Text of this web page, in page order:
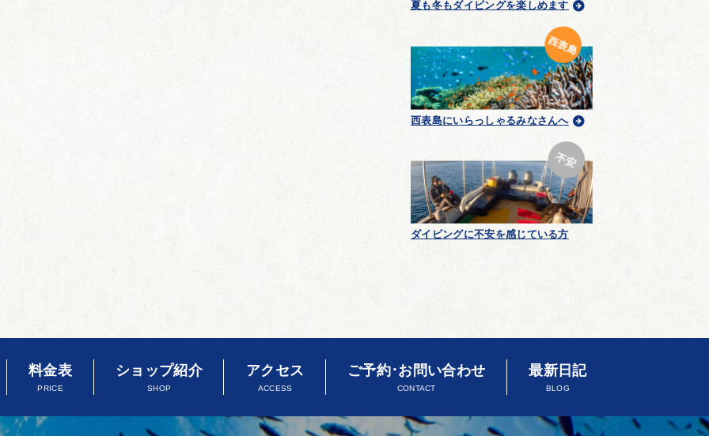
夏も冬もダイビングを楽しめます
西表島にいらっしゃるみなさんへ
ダイビングに不安を感じている方
料金表
PRICE
ショップ紹介
SHOP
アクセス
ACCESS
ご予約･お問い合わせ
CONTACT
最新日記
BLOG